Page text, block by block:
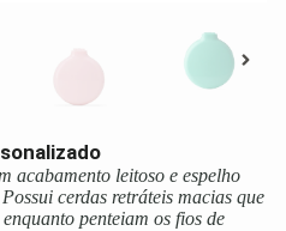
acabamento leitoso e espelho
cerdas retráteis macias que
penteiam os fios de